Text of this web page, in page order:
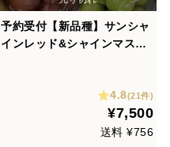
予約受付【新品種】サンシャ
インレッド&シャインマスカ
4.8(21件)
¥7,500
送料 ¥756